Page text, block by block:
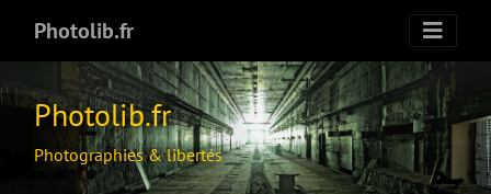
Photolib.fr
Photolib.fr
Photographies & libertés